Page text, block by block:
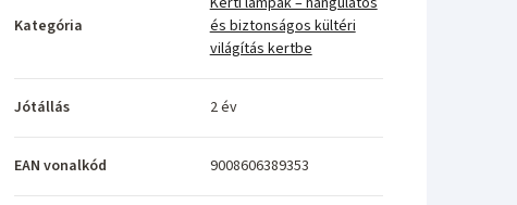
Kategória
és biztonságos kültéri
világítás kertbe
Jótállás 2 év
EAN vonalkód 9008606389353